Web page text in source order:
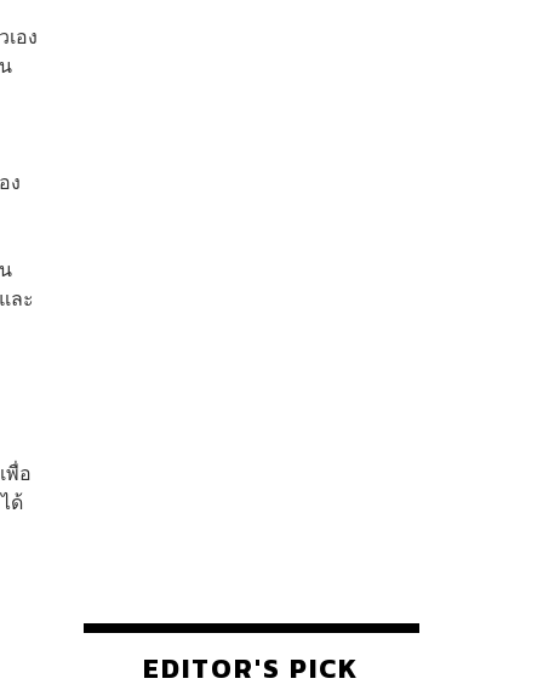
อง​
ง
ละ
พื่อ
ด้
EDITOR'S PICK